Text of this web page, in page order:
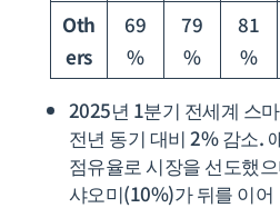
Oth
ers
69
%
79
%
81
%
2025년 1분기 전세계 스
전년 동기 대비 2% 감소.
점유율로 시장을 선도했
샤오미(10%)가 뒤를 이어